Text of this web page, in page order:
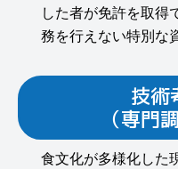
した者が免許を取得
務を行えない特別な
技術
（専門
食文化が多様化した